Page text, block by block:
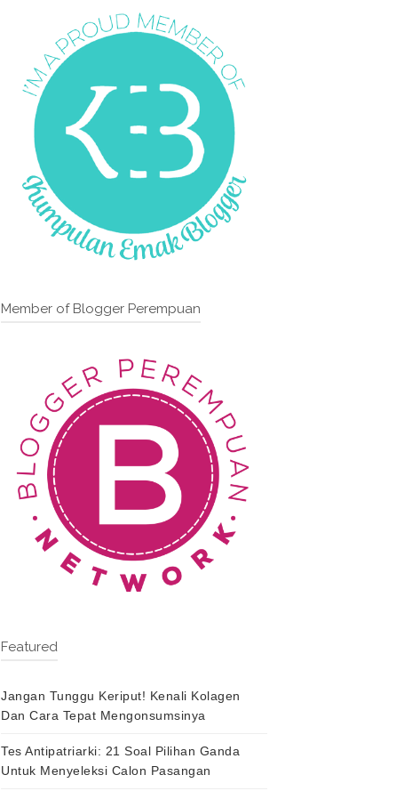
Member of Blogger Perempuan
Featured
Jangan Tunggu Keriput! Kenali Kolagen
Dan Cara Tepat Mengonsumsinya
Tes Antipatriarki: 21 Soal Pilihan Ganda
Untuk Menyeleksi Calon Pasangan